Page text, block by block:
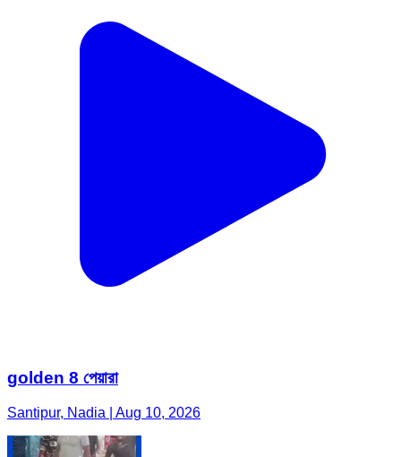
golden 8 পেয়ারা
Santipur, Nadia | Aug 10, 2026